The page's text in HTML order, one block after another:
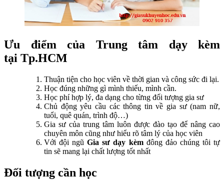
Ưu điểm của Trung tâm dạy kèm
tại Tp.HCM
Thuận tiện cho học viên về thời gian và công sức đi lại.
Học đúng những gì mình thiếu, mình cần.
Học phí hợp lý, đa dạng cho từng đối tượng gia sư
Chủ động yêu cầu các thông tin về gia sư (nam nữ,
tuổi, quê quán, trình độ…)
Gia sư của trung tâm luôn được đào tạo để nâng cao
chuyên môn cũng như hiểu rõ tâm lý của học viên
Với đội ngũGia sư dạy kèmđông đảo chúng tôi tự
tin sẽ mang lại chất lượng tốt nhất
Đối tượng cần học